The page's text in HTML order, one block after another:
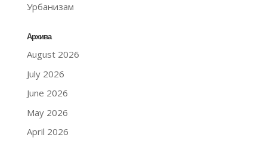
Урбанизам
Архива
August 2026
July 2026
June 2026
May 2026
April 2026